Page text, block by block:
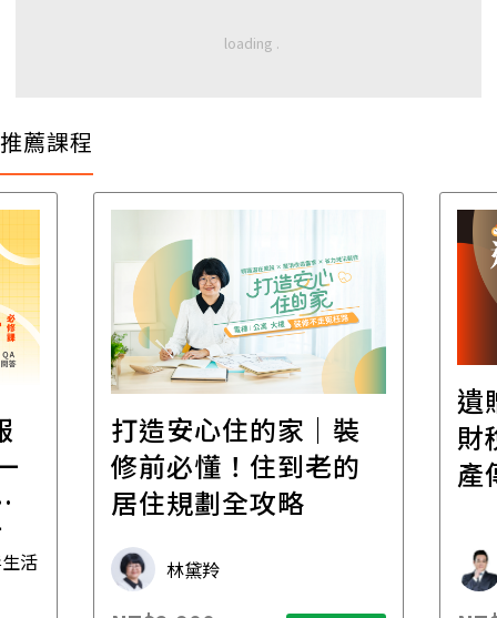
推薦課程
活
打造安心住的家｜裝
修前必懂！住到老的
居住規劃全攻略
林黛羚
遺
財
產